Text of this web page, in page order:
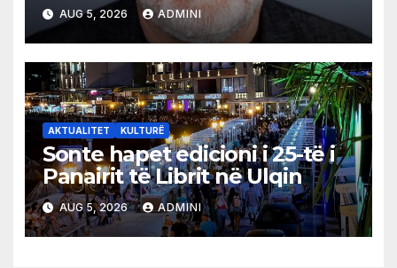
AUG 5, 2026 ADMINI
AKTUALITET KULTURË
Sonte hapet edicioni i 25-të i
Panairit të Librit në Ulqin
AUG 5, 2026 ADMINI